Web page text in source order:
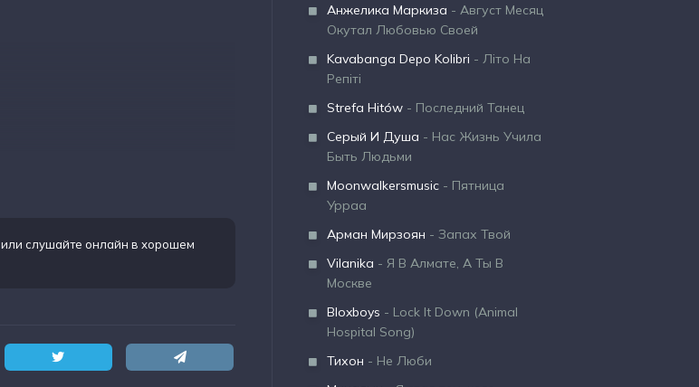
или слушайте онлайн в хорошем
Анжелика Маркиза - Август Месяц
Окутал Любовью Своей
Kavabanga Depo Kolibri - Літо На
Репіті
Strefa Hitów - Последний Танец
Серый И Душа - Нас Жизнь Учила
Быть Людьми
Moonwalkersmusic - Пятница
Урраа
Арман Мирзоян - Запах Твой
Vilanika - Я В Алмате, А Ты В
Москве
Bloxboys - Lock It Down (Animal
Hospital Song)
Тихон - Не Люби